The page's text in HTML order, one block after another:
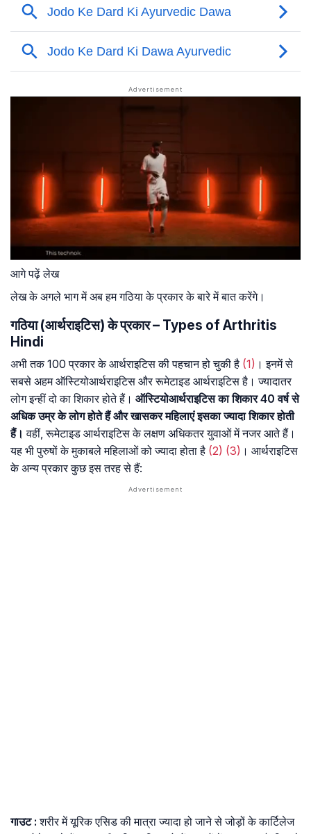
आगे पढ़ें लेख
लेख के अगले भाग में अब हम गठिया के प्रकार के बारे में बात करेंगे।
गठिया (आर्थराइटिस) के प्रकार – Types of Arthritis
Hindi
अभी तक 100 प्रकार के आर्थराइटिस की पहचान हो चुकी है (1) । इनमें से
सबसे अहम ऑस्टियोआर्थराइटिस और रूमेटाइड आर्थराइटिस है। ज्यादातर
लोग इन्हीं दो का शिकार होते हैं। ऑस्टियोआर्थराइटिस का शिकार 40 वर्ष से
अधिक उम्र के लोग होते हैं और खासकर महिलाएं इसका ज्यादा शिकार होती
हैं। वहीं, रूमेटाइड आर्थराइटिस के लक्षण अधिकतर युवाओं में नजर आते हैं।
यह भी पुरुषों के मुकाबले महिलाओं को ज्यादा होता है (2) (3) । आर्थराइटिस
के अन्य प्रकार कुछ इस तरह से हैं:
गाउट: शरीर में यूरिक एसिड की मात्रा ज्यादा हो जाने से जोड़ों के कार्टिलेज